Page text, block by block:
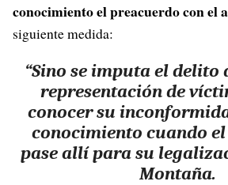
conocimiento el preacuerdo con el
siguiente medida:
“Sino se imputa el
representación de
conocer su
conocimiento cuando
pase allí para su
Montaña.